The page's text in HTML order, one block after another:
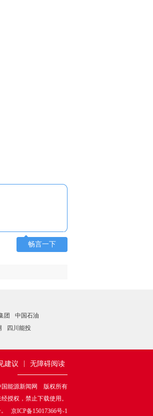
畅言一下
团
中国石油
四川能投
无障碍阅读
建议
能源新闻网 版权所有
授权，禁止下载使用。
京ICP备15017366号-1